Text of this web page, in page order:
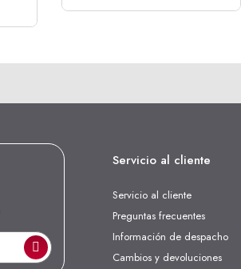
Servicio al cliente
Servicio al cliente
Preguntas frecuentes
Información de despacho
Cambios y devoluciones